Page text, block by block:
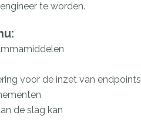
te worden.
voor de inzet van endpoints
de slag kan